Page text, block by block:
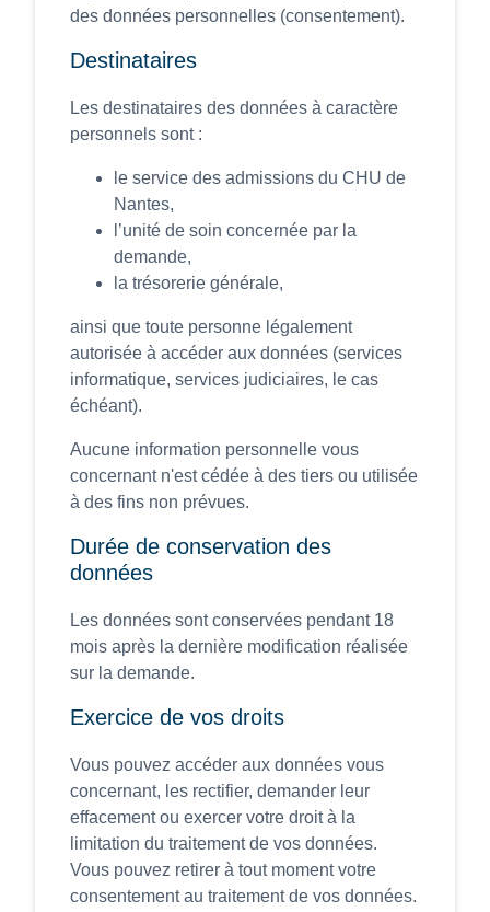
des données personnelles (consentement).
Destinataires
Les destinataires des données à caractère
personnels sont :
le service des admissions du CHU de
Nantes,
l’unité de soin concernée par la
demande,
la trésorerie générale,
ainsi que toute personne légalement
autorisée à accéder aux données (services
informatique, services judiciaires, le cas
échéant).
Aucune information personnelle vous
concernant n'est cédée à des tiers ou utilisée
à des fins non prévues.
Durée de conservation des
données
Les données sont conservées pendant 18
mois après la dernière modification réalisée
sur la demande.
Exercice de vos droits
Vous pouvez accéder aux données vous
concernant, les rectifier, demander leur
effacement ou exercer votre droit à la
limitation du traitement de vos données.
Vous pouvez retirer à tout moment votre
consentement au traitement de vos données.